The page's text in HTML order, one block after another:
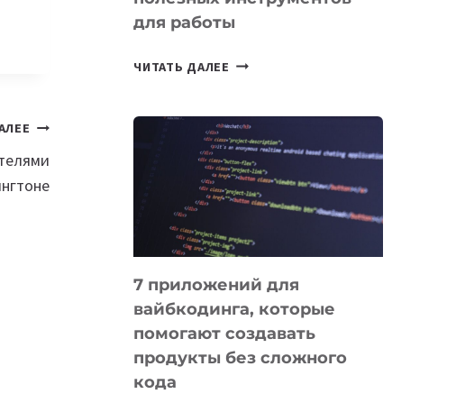
для работы
ЧИТАТЬ ДАЛЕЕ ТАСК-
ПОЛЕЗНЫХ
ИНСТРУМЕНТОВ
ДЛЯ
РАБОТЫ
7 приложений для
вайбкодинга, которые
помогают создавать
продукты без сложного
кода